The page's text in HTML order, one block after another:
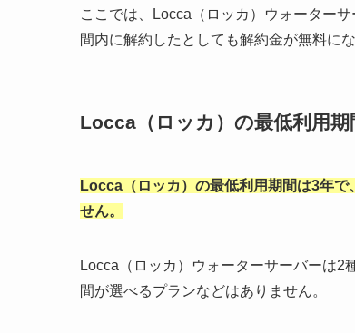
ここでは、Locca（ロッカ）ウォーター
間内に解約したとしても解約金が無料に
Locca（ロッカ）の最低利用期
Locca（ロッカ）の最低利用期間は3年
せん。
Locca（ロッカ）ウォーターサーバーは2
間が選べるプランなどはありません。